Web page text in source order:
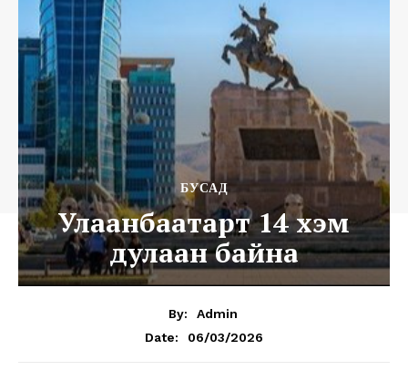
БУСАД
Улаанбаатарт 14 хэм
дулаан байна
By:
Admin
Date:
06/03/2026